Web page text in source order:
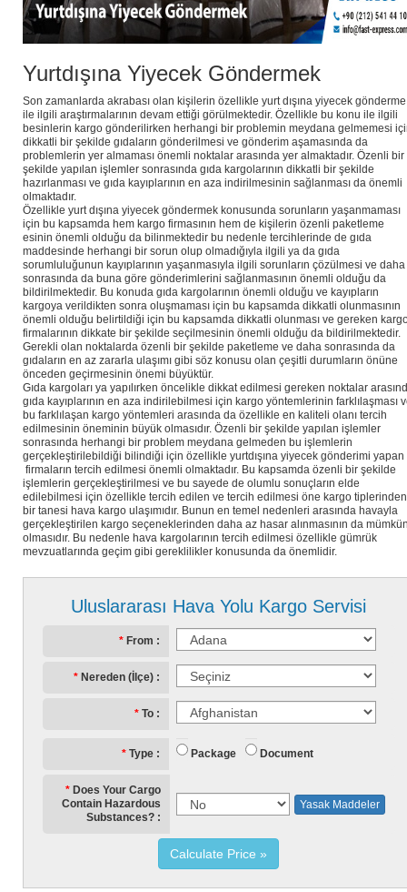
Uluslararası Hava Yolu Kargo Servisi
From
Nereden (İlçe)
To
Type Package Document
Does Your Cargo
Contain Hazardous
Substances?
Yasak Maddeler
Calculate Price
Yurtdışına Yiyecek Göndermek
Son zamanlarda akrabası olan kişilerin özellikle yurt dışına yiyecek gönderme
ile ilgili araştırmalarının devam ettiği görülmektedir. Özellikle bu konu ile ilgili
besinlerin kargo gönderilirken herhangi bir problemin meydana gelmemesi
dikkatli bir şekilde gıdaların gönderilmesi ve gönderim aşamasında da
problemlerin yer almaması önemli noktalar arasında yer almaktadır. Özenli bir
şekilde yapılan işlemler sonrasında gıda kargolarının dikkatli bir şekilde
hazırlanması ve gıda kayıplarının en aza indirilmesinin sağlanması da önemli
olmaktadır.
Özellikle yurt dışına yiyecek göndermek konusunda sorunların yaşanmaması
için bu kapsamda hem kargo firmasının hem de kişilerin özenli paketleme
esinin önemli olduğu da bilinmektedir bu nedenle tercihlerinde de gıda
maddesinde herhangi bir sorun olup olmadığıyla ilgili ya da gıda
sorumluluğunun kayıplarının yaşanmasıyla ilgili sorunların çözülmesi ve daha
sonrasında da buna göre gönderimlerini sağlanmasının önemli olduğu da
bildirilmektedir. Bu konuda gıda kargolarının önemli olduğu ve kayıpların
kargoya verildikten sonra oluşmaması için bu kapsamda dikkatli olunmasının
önemli olduğu belirtildiği için bu kapsamda dikkatli olunması ve gereken
firmalarının dikkate bir şekilde seçilmesinin önemli olduğu da bildirilmektedir.
Gerekli olan noktalarda özenli bir şekilde paketleme ve daha sonrasında da
gıdaların en az zararla ulaşımı gibi söz konusu olan çeşitli durumların önüne
önceden geçirmesinin önemi büyüktür.
Gıda kargoları ya yapılırken öncelikle dikkat edilmesi gereken noktalar
gıda kayıplarının en aza indirilebilmesi için kargo yöntemlerinin farklılaşması
bu farklılaşan kargo yöntemleri arasında da özellikle en kaliteli olanı tercih
edilmesinin öneminin büyük olmasıdır. Özenli bir şekilde yapılan işlemler
sonrasında herhangi bir problem meydana gelmeden bu işlemlerin
gerçekleştirilebildiği bilindiği için özellikle yurtdışına yiyecek gönderimi yapan
firmaların tercih edilmesi önemli olmaktadır. Bu kapsamda özenli bir şekilde
işlemlerin gerçekleştirilmesi ve bu sayede de olumlu sonuçların elde
edilebilmesi için özellikle tercih edilen ve tercih edilmesi öne kargo tiplerinden
bir tanesi hava kargo ulaşımıdır. Bunun en temel nedenleri arasında havayla
gerçekleştirilen kargo seçeneklerinden daha az hasar alınmasının da
olmasıdır. Bu nedenle hava kargolarının tercih edilmesi özellikle gümrük
mevzuatlarında geçim gibi gereklilikler konusunda da önemlidir.